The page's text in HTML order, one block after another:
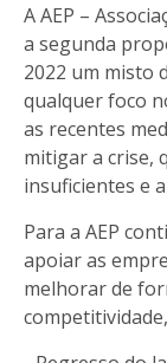
A AEP –
a segunda
2022 um misto
qualquer foco
as recentes
mitigar a crise,
insuficientes e
Para a AEP
apoiar as
melhorar de